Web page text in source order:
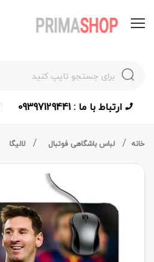
ارتباط با ما : 09397129441
خانه لباس باشگاهی فوتبال لالیگا